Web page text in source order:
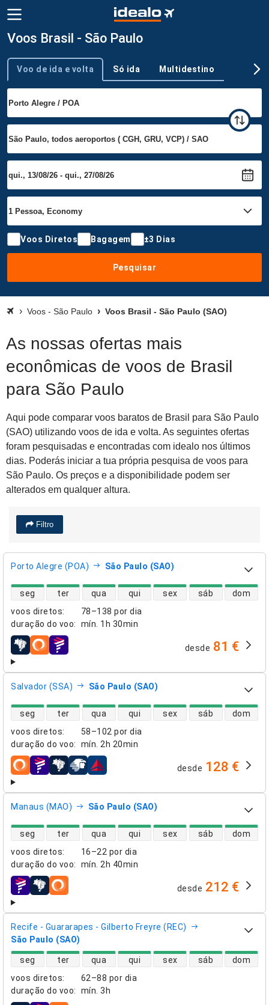
Voos Brasil - São Paulo
Tipo de viagem
Voo de ida e volta Só ida Multidestino
Voos Diretos Bagagem ±3 Dias
Pesquisar
Voos - São Paulo Voos Brasil - São Paulo (SAO)
As nossas ofertas mais
econômicas de voos de Brasil
para São Paulo
Aqui pode comparar voos baratos de Brasil para São Paulo
(SAO) utilizando voos de ida e volta. As seguintes ofertas
foram pesquisadas e encontradas com idealo nos últimos
dias. Poderás iniciar a tua própria pesquisa de voos para
São Paulo. Os preços e a disponibilidade podem ser
alterados em qualquer altura.
Filtro
Porto Alegre (POA) São Paulo (SAO)
voos diretos:
78–138 por dia
duração do voo: mín. 1h 30min
disponibilidade de voos diretos
seg ter qua qui sex sáb dom
companhias aéreas desde 81 €
Salvador (SSA) São Paulo (SAO)
voos diretos:
58–102 por dia
duração do voo: mín. 2h 20min
disponibilidade de voos diretos
seg ter qua qui sex sáb dom
companhias aéreas desde 128 €
Manaus (MAO) São Paulo (SAO)
voos diretos:
16–22 por dia
duração do voo: mín. 2h 40min
disponibilidade de voos diretos
seg ter qua qui sex sáb dom
companhias aéreas desde 212 €
Recife - Guararapes - Gilberto Freyre (REC)
São Paulo (SAO)
voos diretos:
62–88 por dia
duração do voo: mín. 3h
disponibilidade de voos diretos
seg ter qua qui sex sáb dom